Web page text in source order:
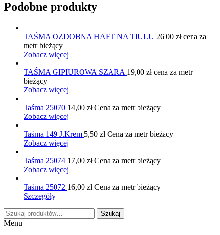
Podobne produkty
TAŚMA OZDOBNA HAFT NA TIULU 26,00 złcena za
metr bieżący
Zobacz więcej
TAŚMA GIPIUROWA SZARA 19,00 złcena za metr
bieżący
Zobacz więcej
Taśma 25070 14,00 złCena za metr bieżący
Zobacz więcej
Taśma 149 J.Krem 5,50 złCena za metr bieżący
Zobacz więcej
Taśma 25074 17,00 złCena za metr bieżący
Zobacz więcej
Taśma 25072 16,00 złCena za metr bieżący
Szczegóły
Szukaj:
Szukaj
Menu